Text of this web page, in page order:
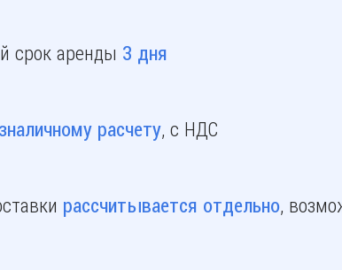
срок аренды 3 дня
расчету, с НДС
рассчитывается отдельно,